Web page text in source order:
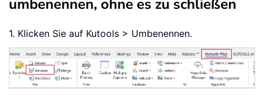
umbenennen, ohne es zu schließen
1. Klicken Sie auf Kutools > Umbenennen.